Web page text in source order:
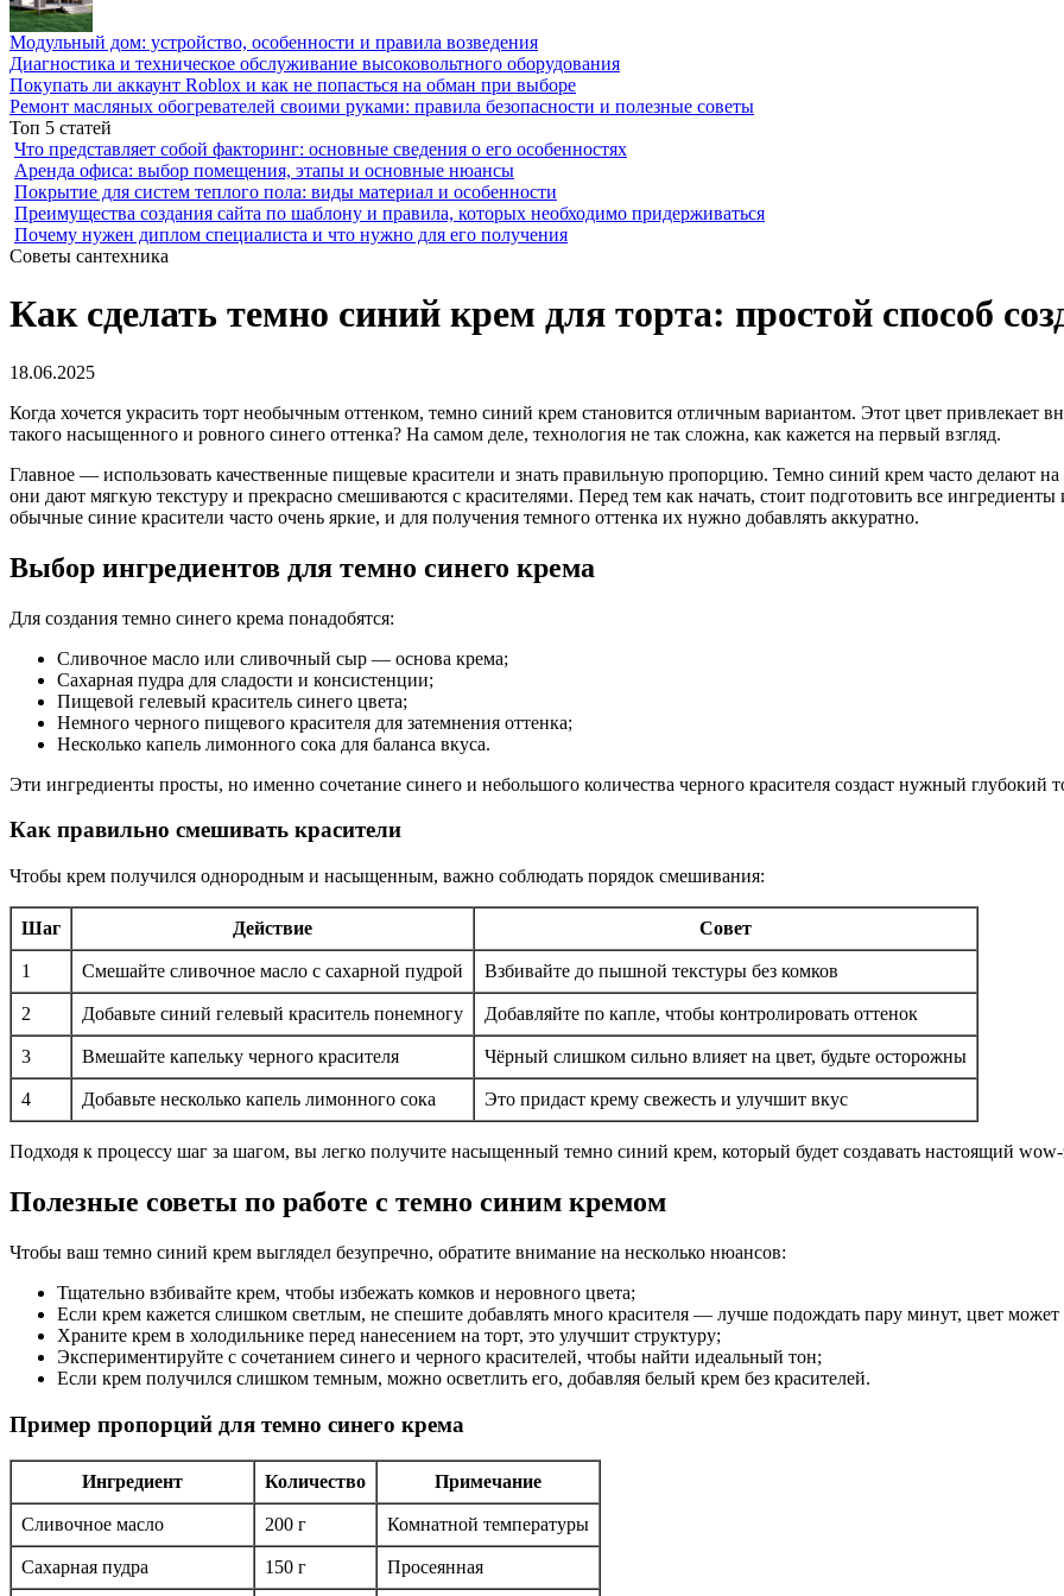
Модульный дом: устройство, особенности и правила возведения
Диагностика и техническое обслуживание высоковольтного оборудования
Покупать ли аккаунт Roblox и как не попасться на обман при выборе
Ремонт масляных обогревателей своими руками: правила безопасности и полезные советы
Топ 5 статей
Что представляет собой факторинг: основные сведения о его особенностях
Аренда офиса: выбор помещения, этапы и основные нюансы
Покрытие для систем теплого пола: виды материал и особенности
Преимущества создания сайта по шаблону и правила, которых необходимо придерживаться
Почему нужен диплом специалиста и что нужно для его получения
Советы сантехника
Как сделать темно синий крем для торта: простой способ
18.06.2025
Когда хочется украсить торт необычным оттенком, темно синий крем становится отличным вариантом. Этот цвет привлекает
такого насыщенного и ровного синего оттенка? На самом деле, технология не так сложна, как кажется на первый взгляд.
Главное — использовать качественные пищевые красители и знать правильную пропорцию. Темно синий крем часто делают
они дают мягкую текстуру и прекрасно смешиваются с красителями. Перед тем как начать, стоит подготовить все
обычные синие красители часто очень яркие, и для получения темного оттенка их нужно добавлять аккуратно.
Выбор ингредиентов для темно синего крема
Для создания темно синего крема понадобятся:
Сливочное масло или сливочный сыр — основа крема;
Сахарная пудра для сладости и консистенции;
Пищевой гелевый краситель синего цвета;
Немного черного пищевого красителя для затемнения оттенка;
Несколько капель лимонного сока для баланса вкуса.
Эти ингредиенты просты, но именно сочетание синего и небольшого количества черного красителя создаст нужный глубокий
Как правильно смешивать красители
Чтобы крем получился однородным и насыщенным, важно соблюдать порядок смешивания:
Шаг Действие Совет
1 Смешайте сливочное масло с сахарной пудрой Взбивайте до пышной текстуры без комков
2 Добавьте синий гелевый краситель понемногу Добавляйте по капле, чтобы контролировать оттенок
3 Вмешайте капельку черного красителя Чёрный слишком сильно влияет на цвет, будьте осторожны
4 Добавьте несколько капель лимонного сока Это придаст крему свежесть и улучшит вкус
Подходя к процессу шаг за шагом, вы легко получите насыщенный темно синий крем, который будет создавать настоящий
Полезные советы по работе с темно синим кремом
Чтобы ваш темно синий крем выглядел безупречно, обратите внимание на несколько нюансов:
Тщательно взбивайте крем, чтобы избежать комков и неровного цвета;
Если крем кажется слишком светлым, не спешите добавлять много красителя — лучше подождать пару минут, цвет может
Храните крем в холодильнике перед нанесением на торт, это улучшит структуру;
Экспериментируйте с сочетанием синего и черного красителей, чтобы найти идеальный тон;
Если крем получился слишком темным, можно осветлить его, добавляя белый крем без красителей.
Пример пропорций для темно синего крема
Ингредиент Количество Примечание
Сливочное масло 200 г Комнатной температуры
Сахарная пудра 150 г Просеянная